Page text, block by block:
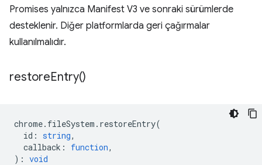
Promises yalnızca Manifest V3 ve sonraki sürümlerde
desteklenir. Diğer platformlarda geri çağırmalar
kullanılmalıdır.
restoreEntry()
chrome. fileSystem . restoreEntry(
id : string,
callback : function,
) : void